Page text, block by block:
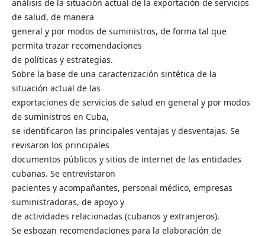
análisis de la situación actual de la exportación de servicios
de salud, de manera
general y por modos de suministros, de forma tal que
permita trazar recomendaciones
de políticas y estrategias.
Sobre la base de una caracterización sintética de la
situación actual de las
exportaciones de servicios de salud en general y por modos
de suministros en Cuba,
se identificaron las principales ventajas y desventajas. Se
revisaron los principales
documentos públicos y sitios de internet de las entidades
cubanas. Se entrevistaron
pacientes y acompañantes, personal médico, empresas
suministradoras, de apoyo y
de actividades relacionadas (cubanos y extranjeros).
Se esbozan recomendaciones para la elaboración de